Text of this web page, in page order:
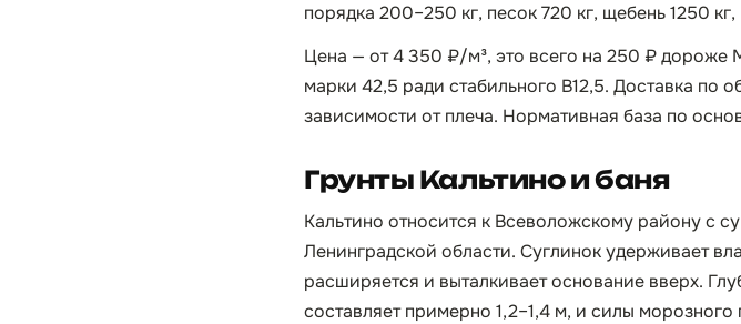
порядка 200–250 кг, песок 720 кг, щебень 1250
Цена — от 4 350 ₽/м³, это всего на 250 ₽ дороже
марки 42,5 ради стабильного B12,5. Доставка по
зависимости от плеча. Нормативная база по
Грунты Кальтино и баня
Кальтино относится к Всеволожскому району с
Ленинградской области. Суглинок удерживает
расширяется и выталкивает основание вверх.
составляет примерно 1,2–1,4 м, и силы